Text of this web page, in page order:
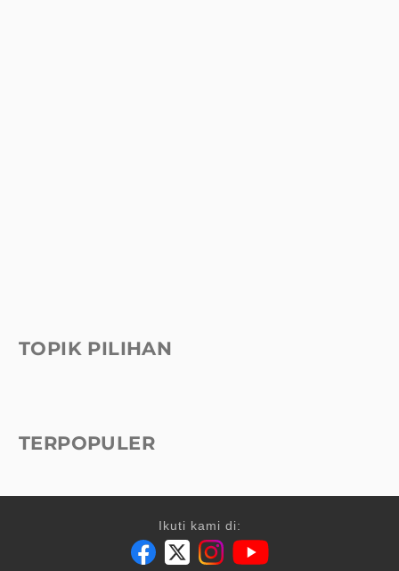
TOPIK PILIHAN
TERPOPULER
Ikuti kami di: